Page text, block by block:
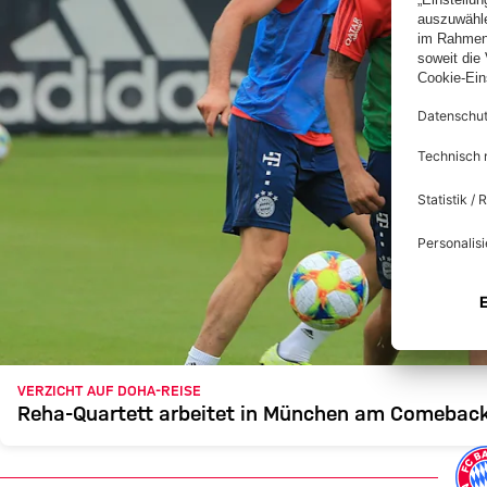
VERZICHT AUF DOHA-REISE
Reha-Quartett arbeitet in München am